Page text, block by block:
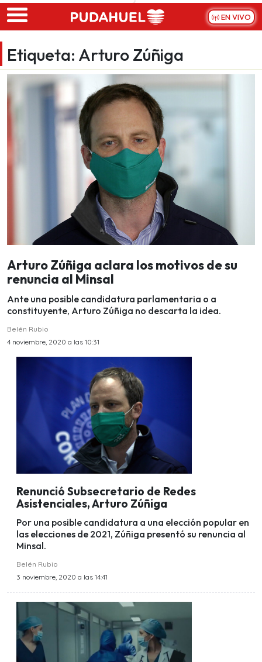
Skip to main content
EN VIVO
Etiqueta: Arturo Zúñiga
Arturo Zúñiga aclara los motivos de su
renuncia al Minsal
Ante una posible candidatura parlamentaria o a
constituyente, Arturo Zúñiga no descarta la idea.
Belén Rubio
4 noviembre, 2020 a las 10:31
Renunció Subsecretario de Redes
Asistenciales, Arturo Zúñiga
Por una posible candidatura a una elección popular en
las elecciones de 2021, Zúñiga presentó su renuncia al
Minsal.
Belén Rubio
3 noviembre, 2020 a las 14:41